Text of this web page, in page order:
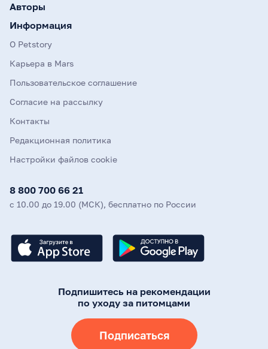
Авторы
Информация
О Petstory
Карьера в Mars
Пользовательское соглашение
Согласие на рассылку
Контакты
Редакционная политика
Настройки файлов cookie
8 800 700 66 21
с 10.00 до 19.00 (МСК), бесплатно по России
Подпишитесь на рекомендации
по уходу за питомцами
Подписаться